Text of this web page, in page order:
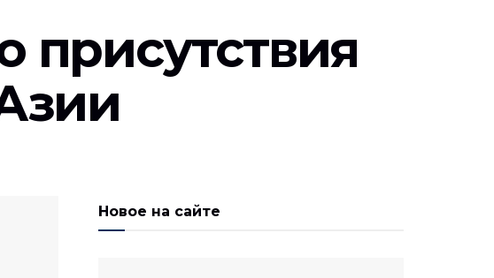
присутствия
Новое на сайте